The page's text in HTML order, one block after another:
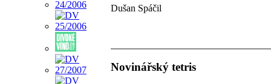
Dušan Spáčil
Novinářský tetris